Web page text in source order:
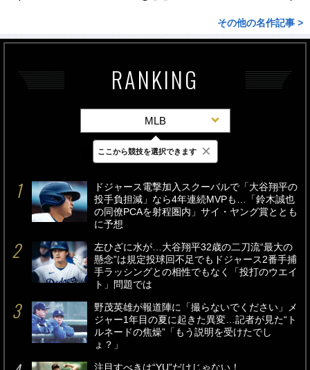
その他の名作記事 >
RANKING
MLB
最新 24時間 週間
ドジャース電撃加入スクーバルで「大谷翔平の
投手負担減」なら4年連続MVPも…「鈴木誠也
の同僚PCAを射程圏内」サイ・ヤング賞ととも
に予想
左ひざに水が…大谷翔平32歳の二刀流“最大の
懸念”は規定投球回不足でもドジャース2番手捕
手ラッシングとの相性でもなく「投打のウエイ
ト」問題では
野茂英雄が報道陣に「撮らないでください」メ
ジャー1年目の夏に起きた異変…記者が見た“ト
ルネードの焦燥”「もう説明を受けたでし
ょ？」
注目すべきは“YU”だけじゃない！
ここから競技を選択できます ×